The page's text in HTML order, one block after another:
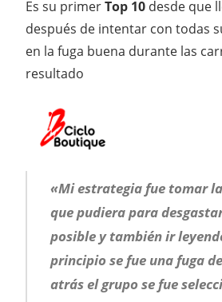
Es su primerTop 10 desde que
después de intentar con todas
en la fuga buena durante las
resultado
«Mi estrategia fue tomar
que pudiera para
posible y también ir
principio se fue una fuga
atrás el grupo se fue